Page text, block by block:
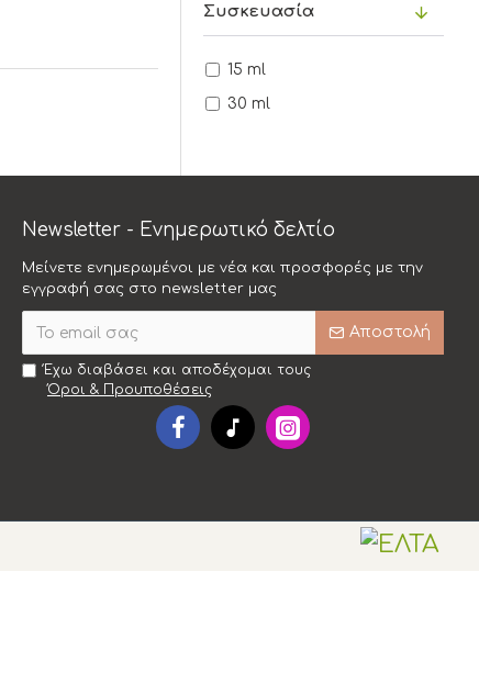
Συσκευασία
15 ml
30 ml
Newsletter - Ενημερωτικό δελτίο
Μείνετε ενημερωμένοι με νέα και προσφορές με την
εγγραφή σας στο newsletter μας
Αποστολή
Έχω διαβάσει και αποδέχομαι τους
Όροι & Προυποθέσεις